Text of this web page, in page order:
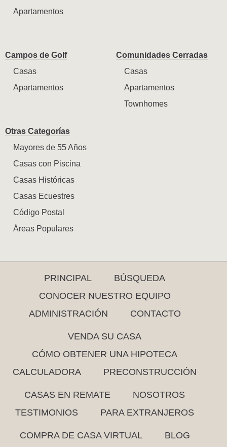
Apartamentos
Campos de Golf
Casas
Apartamentos
Comunidades Cerradas
Casas
Apartamentos
Townhomes
Otras Categorías
Mayores de 55 Años
Casas con Piscina
Casas Históricas
Casas Ecuestres
Código Postal
Áreas Populares
PRINCIPAL
BÚSQUEDA
CONOCER NUESTRO EQUIPO
ADMINISTRACIÓN
CONTACTO
VENDA SU CASA
CÓMO OBTENER UNA HIPOTECA
CALCULADORA
PRECONSTRUCCIÓN
CASAS EN REMATE
NOSOTROS
TESTIMONIOS
PARA EXTRANJEROS
COMPRA DE CASA VIRTUAL BLOG